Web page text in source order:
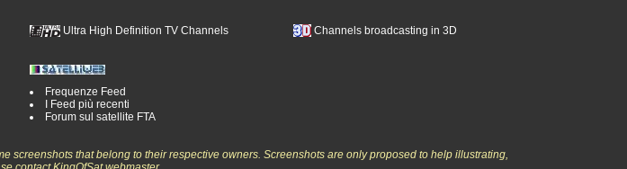
Ultra High Definition TV Channels Channels broadcasting in 3D
Frequenze Feed
I Feed più recenti
Forum sul satellite FTA
screenshots that belong to their respective owners. Screenshots are only proposed to help illustrating,